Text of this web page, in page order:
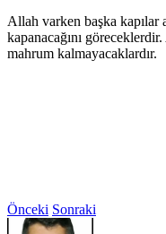
Allah varken başka kapılar
kapanacağını
mahrum kalmayacaklardır.
Önceki Sonraki